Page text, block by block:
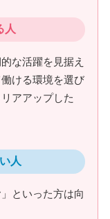
人
な活躍を見据え
ける環境を選び
アアップした
人
といった方は向